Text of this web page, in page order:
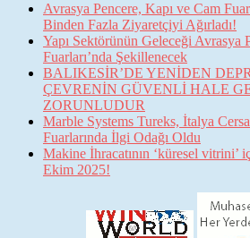
Avrasya Pencere, Kapı ve Cam
Binden Fazla Ziyaretçiyi Ağırladı!
Yapı Sektörünün Geleceği Avrasya
Fuarları’nda Şekillenecek
BALIKESİR’DE YENİDEN
ÇEVRENİN GÜVENLİ HALE
ZORUNLUDUR
Marble Systems Tureks, İtalya
Fuarlarında İlgi Odağı Oldu
Makine İhracatının ‘küresel vitrini’
Ekim 2025!